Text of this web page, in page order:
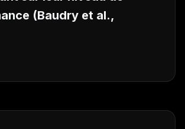
(Baudry et al.,